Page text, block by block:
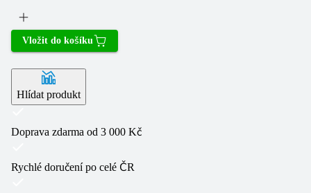
Vložit do košíku
Hlídat produkt
Doprava zdarma od 3 000 Kč
Rychlé doručení po celé ČR